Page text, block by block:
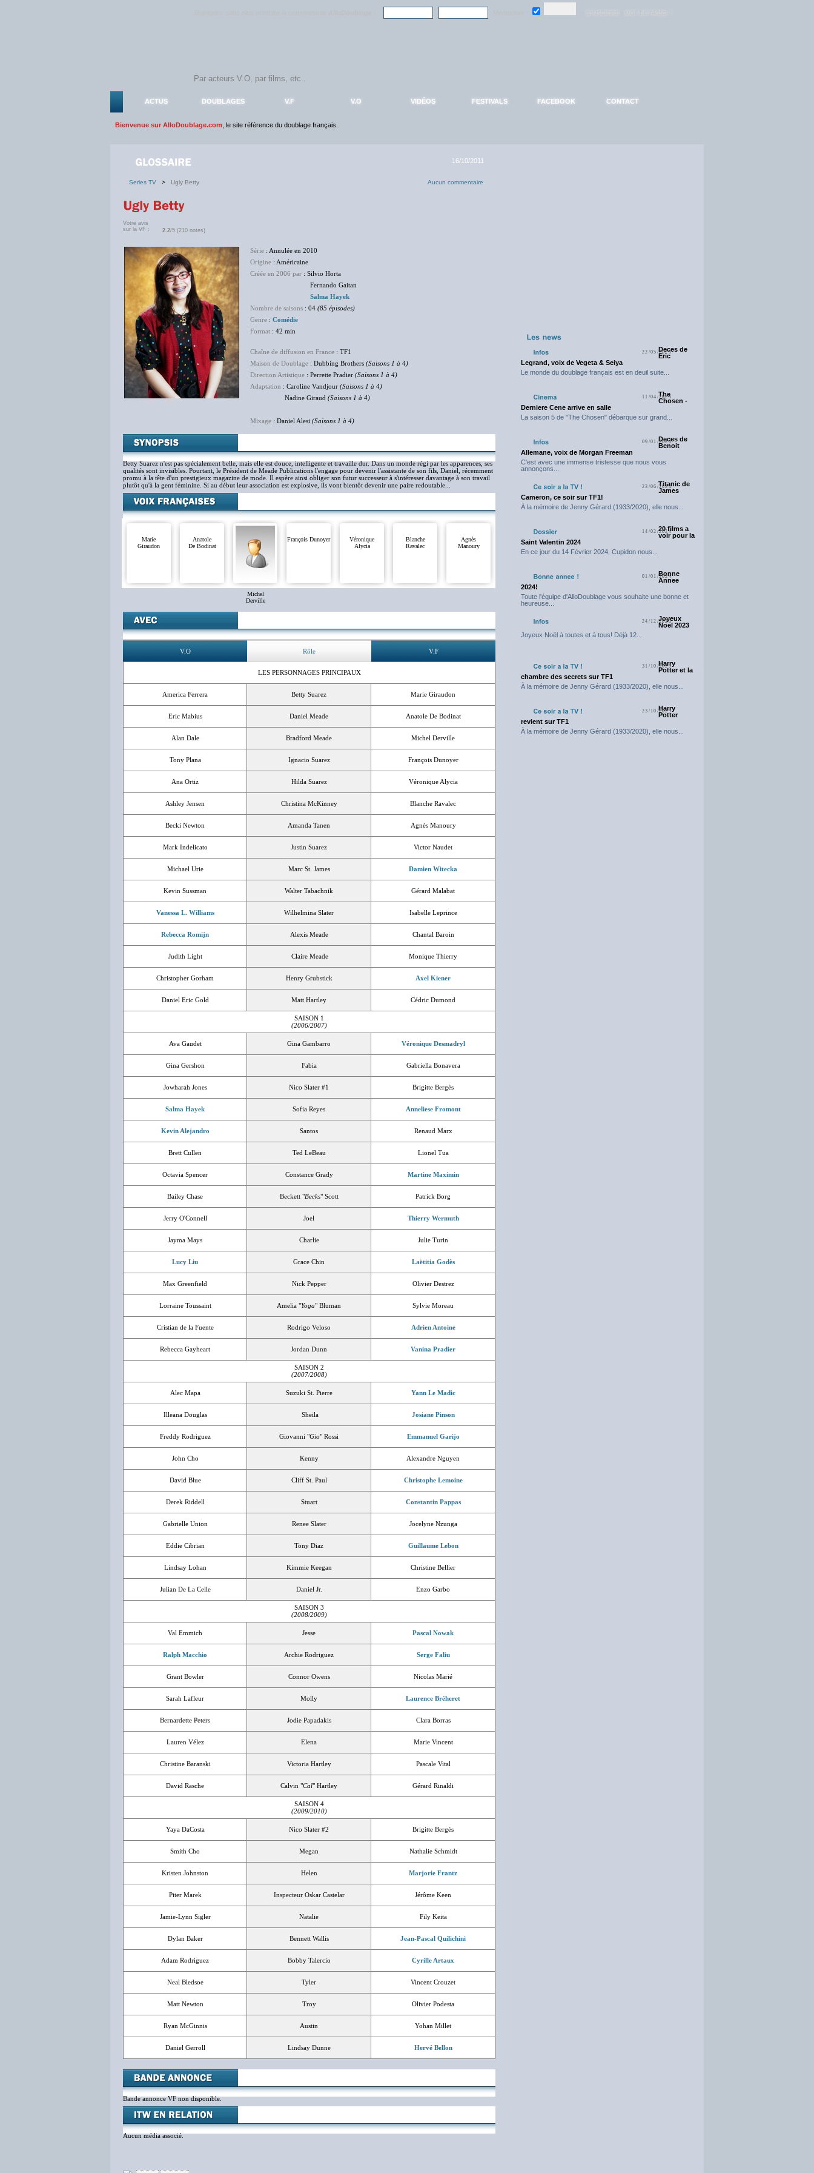
ACTUS DOUBLAGES V.F V.O VIDÉOS FESTIVALS FACEBOOK CONTACT
Bienvenue sur AlloDoublage.com , le site référence du doublage français.
16/10/2011
Series TV > Ugly Betty Aucun commentaire
Votre avis
sur la VF :
2.2/5 (210 notes)
Série : Annulée en 2010
Origine : Américaine
Créée en 2006 par : Silvio Horta
Fernando Gaitan
Salma Hayek
Nombre de saisons : 04 (85 épisodes)
Genre : Comédie
Format : 42 min
Chaîne de diffusion en France : TF1
Maison de Doublage : Dubbing Brothers (Saisons 1 à 4)
Direction Artistique : Perrette Pradier (Saisons 1 à 4)
Adaptation : Caroline Vandjour (Saisons 1 à 4)
Nadine Giraud (Saisons 1 à 4)
Mixage : Daniel Alesi (Saisons 1 à 4)
Betty Suarez n'est pas spécialement belle, mais elle est douce, intelligente et travaille dur. Dans un monde régi par les apparences, ses
qualités sont invisibles. Pourtant, le Président de Meade Publications l'engage pour devenir l'assistante de son fils, Daniel, récemment
promu à la tête d'un prestigieux magazine de mode. Il espère ainsi obliger son futur successeur à s'intéresser davantage à son travail
plutôt qu'à la gent féminine. Si au début leur association est explosive, ils vont bientôt devenir une paire redoutable...
Marie
Giraudon
Anatole
De Bodinat
Michel
Derville
François Dunoyer
Véronique
Alycia
Blanche
Ravalec
Agnès
Manoury
V.O Rôle V.F
LES PERSONNAGES PRINCIPAUX
America Ferrera Betty Suarez Marie Giraudon
Eric Mabius Daniel Meade Anatole De Bodinat
Alan Dale Bradford Meade Michel Derville
Tony Plana Ignacio Suarez François Dunoyer
Ana Ortiz Hilda Suarez Véronique Alycia
Ashley Jensen Christina McKinney Blanche Ravalec
Becki Newton Amanda Tanen Agnès Manoury
Mark Indelicato Justin Suarez Victor Naudet
Michael Urie Marc St. James Damien Witecka
Kevin Sussman Walter Tabachnik Gérard Malabat
Vanessa L. Williams Wilhelmina Slater Isabelle Leprince
Rebecca Romijn Alexis Meade Chantal Baroin
Judith Light Claire Meade Monique Thierry
Christopher Gorham Henry Grubstick Axel Kiener
Daniel Eric Gold Matt Hartley Cédric Dumond
SAISON 1
(2006/2007)
Ava Gaudet Gina Gambarro Véronique Desmadryl
Gina Gershon Fabia Gabriella Bonavera
Jowharah Jones Nico Slater #1 Brigitte Bergès
Salma Hayek Sofia Reyes Anneliese Fromont
Kevin Alejandro Santos Renaud Marx
Brett Cullen Ted LeBeau Lionel Tua
Octavia Spencer Constance Grady Martine Maximin
Bailey Chase Beckett "Becks" Scott Patrick Borg
Jerry O'Connell Joel Thierry Wermuth
Jayma Mays Charlie Julie Turin
Lucy Liu Grace Chin Laëtitia Godès
Max Greenfield Nick Pepper Olivier Destrez
Lorraine Toussaint Amelia "Yoga" Bluman Sylvie Moreau
Cristian de la Fuente Rodrigo Veloso Adrien Antoine
Rebecca Gayheart Jordan Dunn Vanina Pradier
SAISON 2
(2007/2008)
Alec Mapa Suzuki St. Pierre Yann Le Madic
Illeana Douglas Sheila Josiane Pinson
Freddy Rodriguez Giovanni "Gio" Rossi Emmanuel Garijo
John Cho Kenny Alexandre Nguyen
David Blue Cliff St. Paul Christophe Lemoine
Derek Riddell Stuart Constantin Pappas
Gabrielle Union Renee Slater Jocelyne Nzunga
Eddie Cibrian Tony Diaz Guillaume Lebon
Lindsay Lohan Kimmie Keegan Christine Bellier
Julian De La Celle Daniel Jr. Enzo Garbo
SAISON 3
(2008/2009)
Val Emmich Jesse Pascal Nowak
Ralph Macchio Archie Rodriguez Serge Faliu
Grant Bowler Connor Owens Nicolas Marié
Sarah Lafleur Molly Laurence Bréheret
Bernardette Peters Jodie Papadakis Clara Borras
Lauren Vélez Elena Marie Vincent
Christine Baranski Victoria Hartley Pascale Vital
David Rasche Calvin "Cal" Hartley Gérard Rinaldi
SAISON 4
(2009/2010)
Yaya DaCosta Nico Slater #2 Brigitte Bergès
Smith Cho Megan Nathalie Schmidt
Kristen Johnston Helen Marjorie Frantz
Piter Marek Inspecteur Oskar Castelar Jérôme Keen
Jamie-Lynn Sigler Natalie Fily Keita
Dylan Baker Bennett Wallis Jean-Pascal Quilichini
Adam Rodriguez Bobby Talercio Cyrille Artaux
Neal Bledsoe Tyler Vincent Crouzet
Matt Newton Troy Olivier Podesta
Ryan McGinnis Austin Yohan Millet
Daniel Gerroll Lindsay Dunne Hervé Bellon
Bande annonce VF non disponible.
Aucun média associé.
22/05/2025Deces de
Eric
Legrand, voix de Vegeta & Seiya
Le monde du doublage français est en deuil suite...
11/04/2025
The
Chosen -
Derniere Cene arrive en salle
La saison 5 de "The Chosen" débarque sur grand...
09/01/2025Deces de
Benoit
Allemane, voix de Morgan Freeman
C'est avec une immense tristesse que nous vous
annonçons...
23/06/2024Titanic de
James
Cameron, ce soir sur TF1!
À la mémoire de Jenny Gérard (1933/2020), elle nous...
14/02/202420 films a
voir pour la
Saint Valentin 2024
En ce jour du 14 Février 2024, Cupidon nous...
01/01/2024
Bonne
Annee
2024!
Toute l'équipe d'AlloDoublage vous souhaite une bonne et
heureuse...
24/12/2023
Joyeux
Noel 2023
Joyeux Noël à toutes et à tous! Déjà 12...
31/10/2023
Harry
Potter et la
chambre des secrets sur TF1
À la mémoire de Jenny Gérard (1933/2020), elle nous...
23/10/2023
Harry
Potter
revient sur TF1
À la mémoire de Jenny Gérard (1933/2020), elle nous...